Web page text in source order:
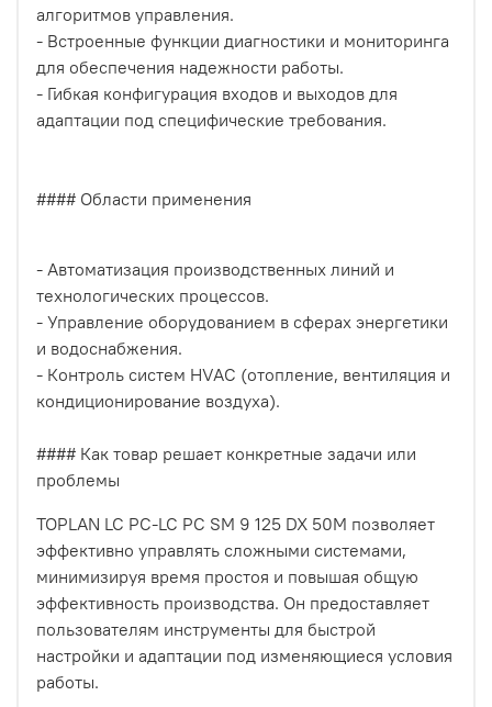
алгоритмов управления.
- Встроенные функции диагностики и мониторинга
для обеспечения надежности работы.
- Гибкая конфигурация входов и выходов для
адаптации под специфические требования.
#### Области применения
- Автоматизация производственных линий и
технологических процессов.
- Управление оборудованием в сферах энергетики
и водоснабжения.
- Контроль систем HVAC (отопление, вентиляция и
кондиционирование воздуха).
#### Как товар решает конкретные задачи или
проблемы
TOPLAN LC PC-LC PC SM 9 125 DX 50M позволяет
эффективно управлять сложными системами,
минимизируя время простоя и повышая общую
эффективность производства. Он предоставляет
пользователям инструменты для быстрой
настройки и адаптации под изменяющиеся условия
работы.